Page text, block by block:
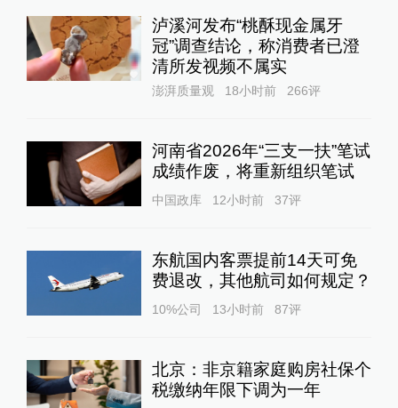
泸溪河发布“桃酥现金属牙
冠”调查结论，称消费者已澄
清所发视频不属实
澎湃质量观 18小时前 266评
河南省2026年“三支一扶”笔试
成绩作废，将重新组织笔试
中国政库 12小时前 37评
东航国内客票提前14天可免
费退改，其他航司如何规定？
10%公司 13小时前 87评
北京：非京籍家庭购房社保个
税缴纳年限下调为一年